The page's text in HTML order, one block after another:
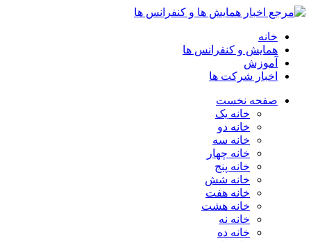
خانه
همایش و کنفرانس ها
آموزش
اخبار شرکت ها
صفحه نخست
خانه یک
خانه دو
خانه سه
خانه چهار
خانه پنج
خانه شش
خانه هفت
خانه هشت
خانه نه
خانه ده